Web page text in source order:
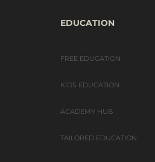
EDUCATION
FREE EDUCATION
KIDS EDUCATION
ACADEMY HUB
TAILORED EDUCATION